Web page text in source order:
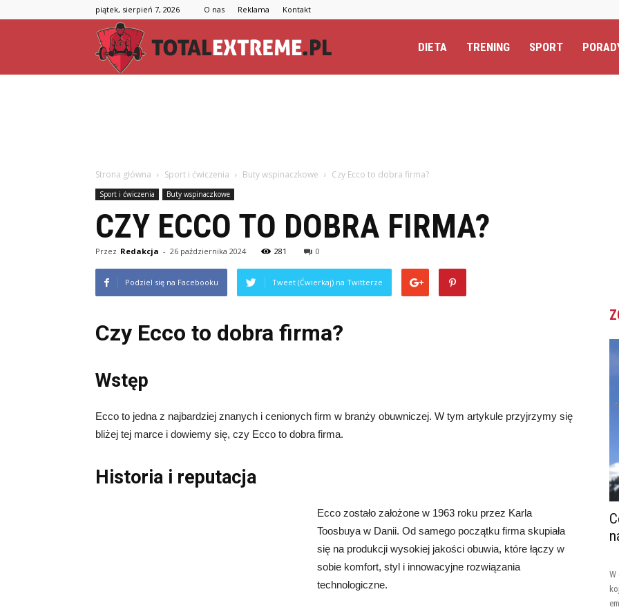
piątek, sierpień 7, 2026 O nas Reklama Kontakt
DIETA TRENING SPORT
Strona główna Sport i ćwiczenia Buty wspinaczkowe Czy Ecco to dobra firma?
Sport i ćwiczenia Buty wspinaczkowe
CZY ECCO TO DOBRA FIRMA?
Przez Redakcja - 26 października 2024 281 0
Podziel się na Facebooku Tweet (Ćwierkaj) na Twitterze
Czy Ecco to dobra firma?
Wstęp
Ecco to jedna z najbardziej znanych i cenionych firm w branży obuwniczej. W tym artykule przyjrzymy się
bliżej tej marce i dowiemy się, czy Ecco to dobra firma.
Historia i reputacja
Ecco zostało założone w 1963 roku przez Karla
Toosbuya w Danii. Od samego początku firma skupiała
się na produkcji wysokiej jakości obuwia, które łączy w
sobie komfort, styl i innowacyjne rozwiązania
technologiczne.
W